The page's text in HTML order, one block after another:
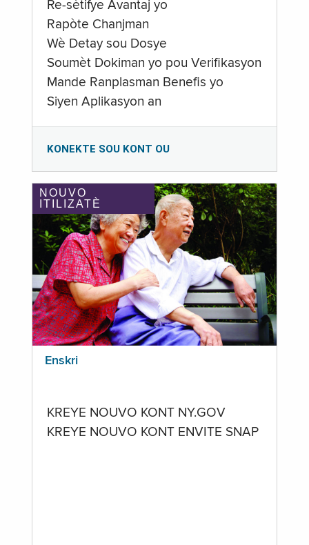
Re-sètifye Avantaj yo
Rapòte Chanjman
Wè Detay sou Dosye
Soumèt Dokiman yo pou Verifikasyon
Mande Ranplasman Benefis yo
Siyen Aplikasyon an
KONEKTE SOU KONT OU
NOUVO
ITILIZATÈ
Enskri
KREYE NOUVO KONT NY.GOV
KREYE NOUVO KONT ENVITE SNAP